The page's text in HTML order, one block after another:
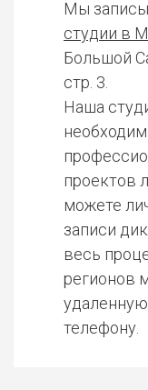
Мы
студии в
Большой
стр. 3.
Наша
проектов
можете
записи
весь
регионов
телефону.